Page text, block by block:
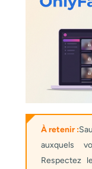
À retenir :
auxquels
Respectez